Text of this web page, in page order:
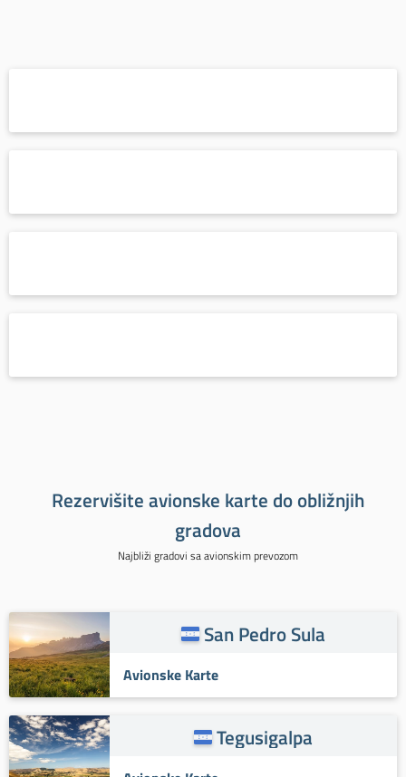
Rezervišite avionske karte do obližnjih
gradova
Najbliži gradovi sa avionskim prevozom
San Pedro Sula
Avionske Karte
Tegusigalpa